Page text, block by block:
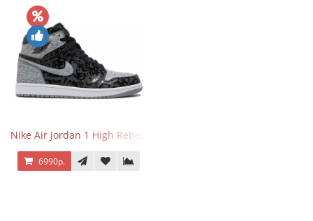
Nike Air Jordan 1 High Rebellionaire
6990р.